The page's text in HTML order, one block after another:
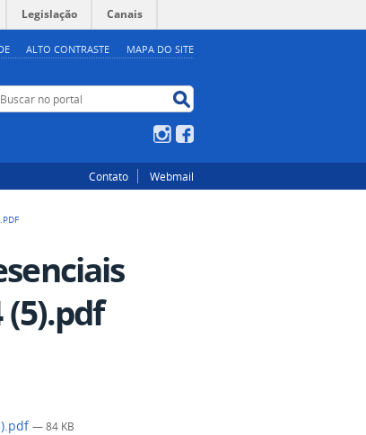
ALTO CONTRASTE MAPA DO SITE
Legislação Canais
Buscar no portal
Instagram
Contato Webmail
(5).pdf
— 84 KB